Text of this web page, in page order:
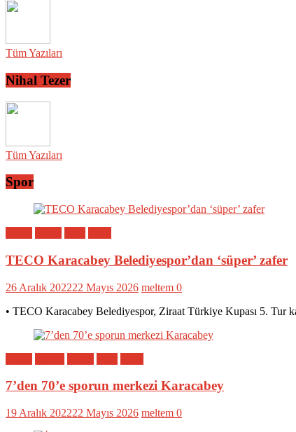
Tüm Yazıları
Nihal Tezer
Tüm Yazıları
Spor
TECO Karacabey Belediyespor’dan ‘süper’ zafer
26 Aralık 202222 Mayıs 2026 meltem 0
• TECO Karacabey Belediyespor, Ziraat Türkiye Kupası 5. Tur
7’den 70’e sporun merkezi Karacabey
19 Aralık 202222 Mayıs 2026 meltem 0